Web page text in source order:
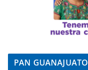
PAN GUANAJUATO